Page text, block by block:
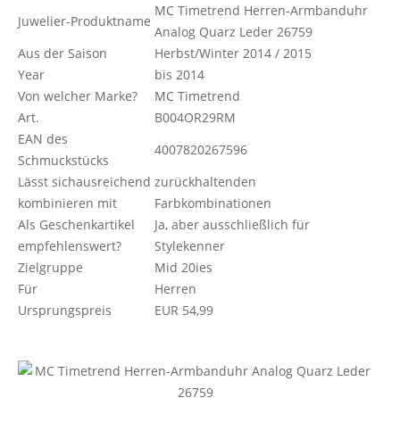
Juwelier-Produktname
MC Timetrend Herren-Armbanduhr
Analog Quarz Leder 26759
Aus der Saison
Herbst/Winter 2014 / 2015
Year
bis 2014
Von welcher Marke?
MC Timetrend
Art.
B004OR29RM
EAN des
Schmuckstücks
4007820267596
Lässt sichausreichend
kombinieren mit
zurückhaltenden
Farbkombinationen
Als Geschenkartikel
empfehlenswert?
Ja, aber ausschließlich für
Stylekenner
Zielgruppe
Mid 20ies
Für
Herren
Ursprungspreis
EUR 54,99